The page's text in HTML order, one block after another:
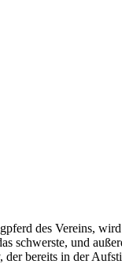
des Vereins,
schwerste, und
bereits in der